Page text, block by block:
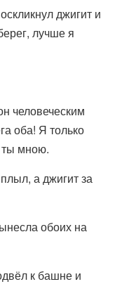
джигит и
лучше я
человеческим
оба! Я только
ты мною.
а джигит за
обоих на
к башне и